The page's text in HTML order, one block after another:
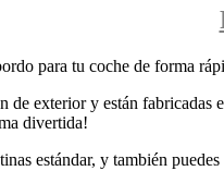
para tu coche de forma
de exterior y están
divertida!
estándar, y también